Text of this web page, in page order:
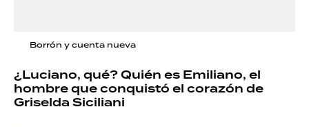
Borrón y cuenta nueva
¿Luciano, qué? Quién es Emiliano, el
hombre que conquistó el corazón de
Griselda Siciliani